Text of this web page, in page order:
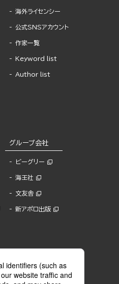
海外ライセンシー
公式SNSアカウント
作家一覧
Keyword list
Author list
グループ会社
ビーグリー
海王社
文友舎
新アポロ出版